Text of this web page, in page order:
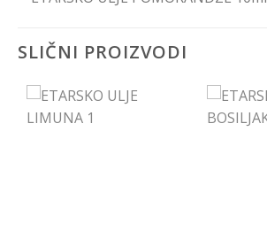
SLIČNI PROIZVODI